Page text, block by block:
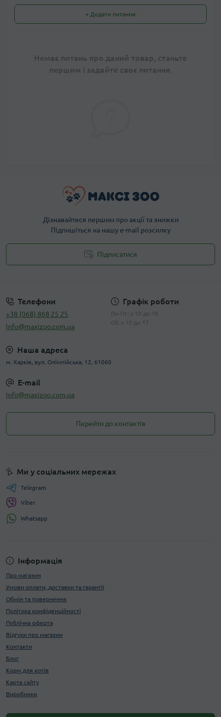
+ Додати питання
Немає питань про даний товар, станьте
першим і задайте своє питання.
Дізнавайтеся першим про акції та знижки
Підпишіться на нашу e-mail розсилку
Підписатися
Телефони
+38 (068) 868 25 25
info@maxizoo.com.ua
Графік роботи
Пн-Пт: з 10 до 18
Сб: з 10 до 17
Наша адреса
м. Харків, вул. Олімпійська, 12, 61060
E-mail
info@maxizoo.com.ua
Перейти до контактів
Інформація
Про магазин
Умови оплати, доставки та гарантії
Обмін та повернення
Політика конфіденційності
Публічна оферта
Відгуки про магазин
Контакти
Блог
Корм для котів
Карта сайту
Виробники
Ми у соціальних мережах
Telegram
Viber
Whatsapp